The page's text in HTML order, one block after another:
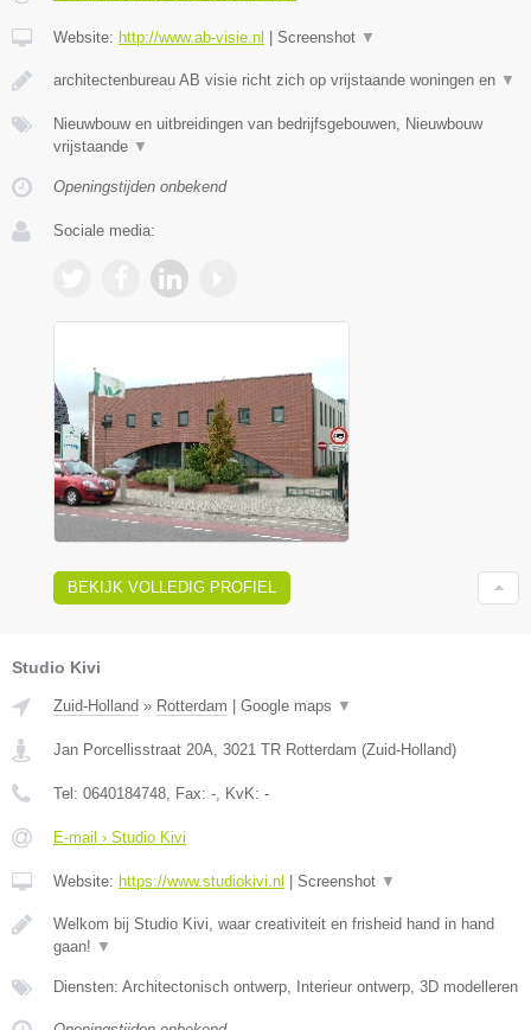
Website: http://www.ab-visie.nl Screenshot ▼
architectenbureau AB visie richt zich op vrijstaande woningen en ▼
Nieuwbouw en uitbreidingen van bedrijfsgebouwen, Nieuwbouw
vrijstaande ▼
Openingstijden onbekend
Sociale media:
BEKIJK VOLLEDIG PROFIEL
Studio Kivi
Zuid-Holland » Rotterdam Google maps ▼
Jan Porcellisstraat 20A, 3021 TR Rotterdam (Zuid-Holland)
Tel: 0640184748, Fax: -, KvK: -
E-mail › Studio Kivi
Website: https://www.studiokivi.nl Screenshot ▼
Welkom bij Studio Kivi, waar creativiteit en frisheid hand in hand
gaan! ▼
Diensten: Architectonisch ontwerp, Interieur ontwerp, 3D modelleren